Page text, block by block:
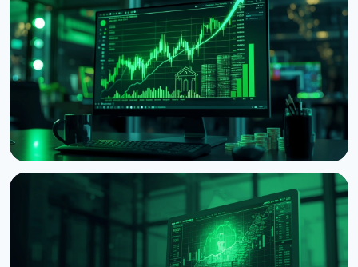
Токенізовані RWA потроїли заставу в DeFi до